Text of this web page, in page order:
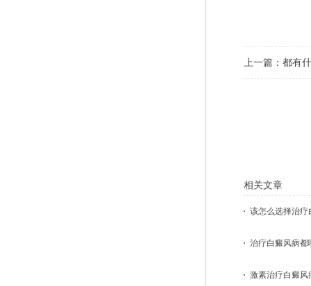
上一篇： 都有
相关文章
该怎么选择治疗
治疗白癜风病都
激素治疗白癜风